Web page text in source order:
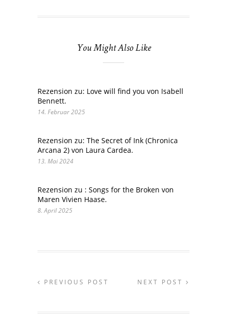
You Might Also Like
Rezension zu: Love will find you von Isabell
Bennett.
14. Februar 2025
Rezension zu: The Secret of Ink (Chronica
Arcana 2) von Laura Cardea.
13. Mai 2024
Rezension zu : Songs for the Broken von
Maren Vivien Haase.
8. April 2025
PREVIOUS POST NEXT POST